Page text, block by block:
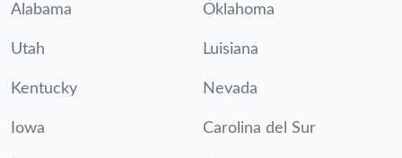
Alabama Oklahoma
Utah Luisiana
Kentucky Nevada
Iowa Carolina del Sur